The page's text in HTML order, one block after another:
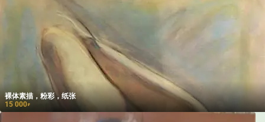
裸体素描，粉彩，纸张
15 000₽